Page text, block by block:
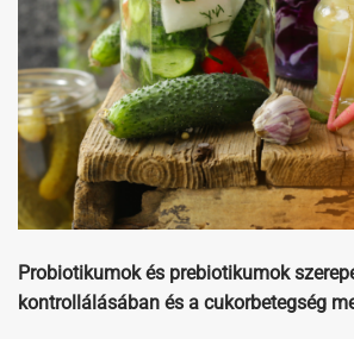
Probiotikumok és prebiotikumok
kontrollálásában és a cukorbetegség